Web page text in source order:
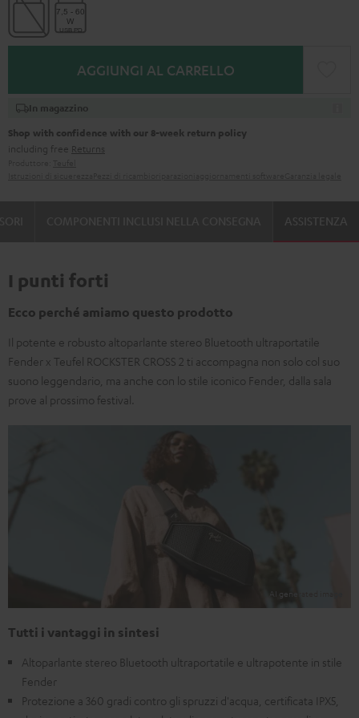
AGGIUNGI AL CARRELLO
In magazzino
Shop with confidence with our 8-week return policy
including free Returns
ASSISTENZA
I punti forti
Ecco perché amiamo questo prodotto
Il potente e robusto altoparlante stereo Bluetooth ultraportatile
Fender x Teufel ROCKSTER CROSS 2 ti accompagna non solo col suo
suono leggendario, ma anche con lo stile iconico Fender, dalla sala
prove al prossimo festival.
Tutti i vantaggi in sintesi
Altoparlante stereo Bluetooth ultraportatile e ultrapotente in stile
Fender
Protezione a 360 gradi contro gli spruzzi d'acqua, certificata IPX5,